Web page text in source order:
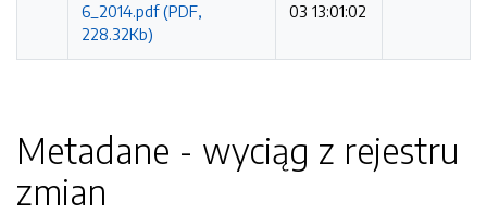
6_2014.pdf (PDF,
228.32Kb)
03 13:01:02
Metadane - wyciąg z rejestru
zmian